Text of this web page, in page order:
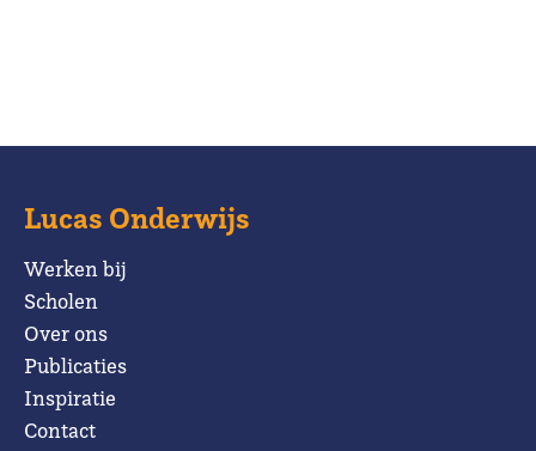
Lucas Onderwijs
Werken bij
Scholen
Over ons
Publicaties
Inspiratie
Contact